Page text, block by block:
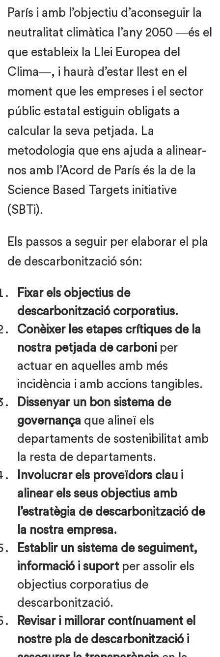
París i amb l’objectiu d’aconseguir la
neutralitat climàtica l’any 2050 ―és el
que estableix la Llei Europea del
Clima―, i haurà d’estar llest en el
moment que les empreses i el sector
públic estatal estiguin obligats a
calcular la seva petjada. La
metodologia que ens ajuda a alinear-
nos amb l’Acord de París és la de la
Science Based Targets initiative
(SBTi).
Els passos a seguir per elaborar el pla
de descarbonització són:
Fixar els objectius de
descarbonització corporatius.
Conèixer les etapes crítiques de la
nostra petjada de carboni per
actuar en aquelles amb més
incidència i amb accions tangibles.
Dissenyar un bon sistema de
governança que alineï els
departaments de sostenibilitat amb
la resta de departaments.
Involucrar els proveïdors clau i
alinear els seus objectius amb
l’estratègia de descarbonització de
la nostra empresa.
Establir un sistema de seguiment,
informació i suport per assolir els
objectius corporatius de
descarbonització.
Revisar i millorar contínuament el
nostre pla de descarbonització i